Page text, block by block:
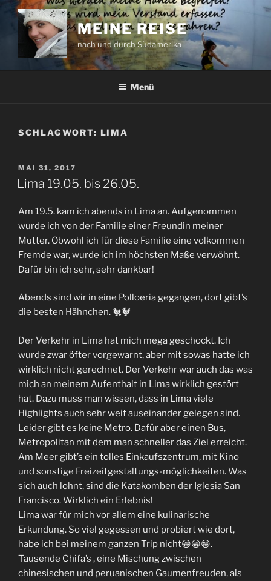
Zum
Inhalt
springen
MEINE REISE
nach und durch Südamerika
Menü
SCHLAGWORT: LIMA
VERÖFFENTLICHT
AM
MAI 31, 2017
Lima 19.05. bis 26.05.
Am 19.5. kam ich abends in Lima an. Aufgenommen
wurde ich von der Familie einer Freundin meiner
Mutter. Obwohl ich für diese Familie eine volkommen
Fremde war, wurde ich im höchsten Maße verwöhnt.
Dafür bin ich sehr, sehr dankbar!
Abends sind wir in eine Polloeria gegangen, dort gibt’s
die besten Hähnchen. 🐔🐓
Der Verkehr in Lima hat mich mega geschockt. Ich
wurde zwar öfter vorgewarnt, aber mit sowas hatte ich
wirklich nicht gerechnet. Der Verkehr war auch das was
mich an meinem Aufenthalt in Lima wirklich gestört
hat. Dazu muss man wissen, dass in Lima viele
Highlights auch sehr weit auseinander gelegen sind.
Leider gibt es keine Metro. Dafür aber einen Bus,
Metropolitan mit dem man schneller das Ziel erreicht.
Am Meer gibt’s ein tolles Einkaufszentrum, mit Kino
und sonstige Freizeitgestaltungs-möglichkeiten. Was
sich auch lohnt, sind die Katakomben der Iglesia San
Francisco. Wirklich ein Erlebnis!
Lima war für mich vor allem eine kulinarische
Erkundung. So viel gegessen und probiert wie dort,
habe ich bei meinem ganzen Trip nicht😁😁😁.
Tausende Chifa’s , eine Mischung zwischen
chinesischen und peruanischen Gaumenfreuden, als